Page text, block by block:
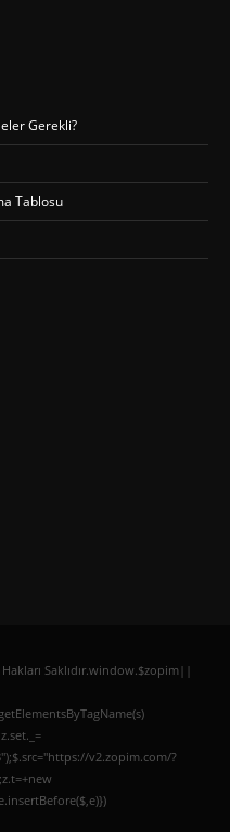
Gerekli?
Tablosu
Saklıdır.window.$zopim||
v2.zopim.com/?